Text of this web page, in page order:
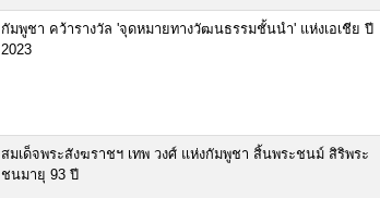
กัมพูชา คว้ารางวัล 'จุดหมายทางวัฒนธรรมชั้นนำ' แห่งเอเชีย ปี
2023
สมเด็จพระสังฆราชฯ เทพ วงศ์ แห่งกัมพูชา สิ้นพระชนม์ สิริพระ
ชนมายุ 93 ปี